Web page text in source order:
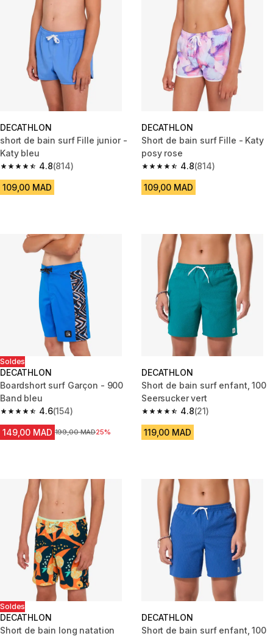
DECATHLON
short de bain surf Fille junior -
Katy bleu
4.8
4.8 out of 5 stars from 814 reviews
(814)
109,00 MAD
DECATHLON
Short de bain surf Fille - Katy
posy rose
4.8
4.8 out of 5 stars from 814
(814)
109,00 MAD
Soldes
DECATHLON
Boardshort surf Garçon - 900
Band bleu
4.6
4.6 out of 5 stars from 154 reviews
(154)
149,00 MAD Prix avant la réduction
199,00 MAD25%
DECATHLON
Short de bain surf enfant, 100
Seersucker vert
4.8
4.8 out of 5 stars from 21
(21)
119,00 MAD
Soldes
DECATHLON
Short de bain long natation
DECATHLON
Short de bain surf enfant, 100